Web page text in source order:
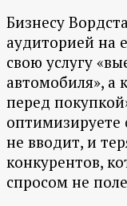
Бизнесу
аудиторией на
свою услугу
автомобиля», а
перед
оптимизируете
не вводит, и
конкурентов,
спросом не